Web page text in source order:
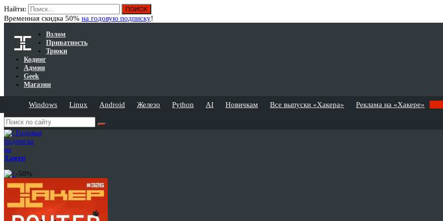
Найти:
Временная скидка 50% на годовую подписку!
Взлом
Приватность
Трюки
Кодинг
Админ
Geek
Магазин
Windows Linux Android Железо Python AI Новичкам Все выпуски «Хакера» Реклама на «Хакере»
Годовая
подписка
на
Хакер
-50%